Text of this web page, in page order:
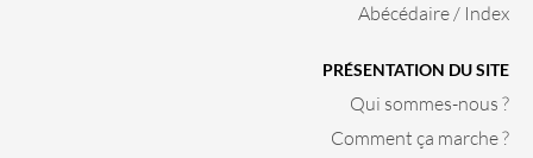
Abécédaire / Index
PRÉSENTATION DU SITE
Qui sommes-nous ?
Comment ça marche ?